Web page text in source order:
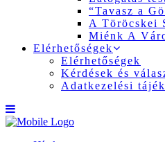
“Tavasz a
A Töröcskei
Miénk A
Elérhetőségek
Elérhetőségek
Kérdések és
Adatkezelési